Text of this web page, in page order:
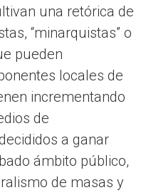
una retórica de
“minarquistas” o
pueden
locales de
incrementando
de
a ganar
ámbito público,
de masas y